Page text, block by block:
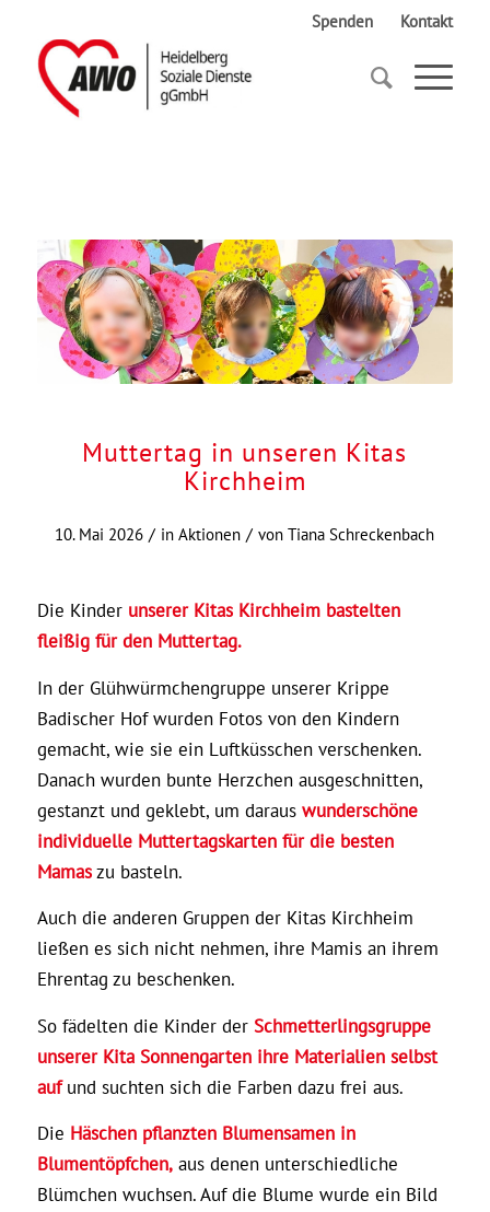
Spenden Kontakt
Startseite Muttertag in unseren Kitas Kirchheim
Muttertag in unseren Kitas
Kirchheim
10. Mai 2026 / inAktionen / vonTiana Schreckenbach
Die Kinder unserer Kitas Kirchheim bastelten
fleißig für den Muttertag.
In der Glühwürmchengruppe unserer Krippe
Badischer Hof wurden Fotos von den Kindern
gemacht, wie sie ein Luftküsschen verschenken.
Danach wurden bunte Herzchen ausgeschnitten,
gestanzt und geklebt, um daraus wunderschöne
individuelle Muttertagskarten für die besten
Mamaszu basteln.
Auch die anderen Gruppen der Kitas Kirchheim
ließen es sich nicht nehmen, ihre Mamis an ihrem
Ehrentag zu beschenken.
So fädelten die Kinder derSchmetterlingsgruppe
unserer Kita Sonnengarten ihre Materialien selbst
aufund suchten sich die Farben dazu frei aus.
Die Häschen pflanzten Blumensamen in
Blumentöpfchen,aus denen unterschiedliche
Blümchen wuchsen. Auf die Blume wurde ein Bild